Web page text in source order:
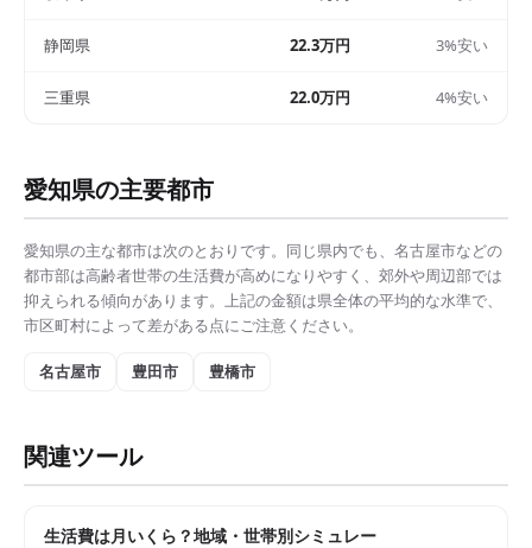
静岡県 22.3万円 3%安い
三重県 22.0万円 4%安い
愛知県の主要都市
愛知県の主な都市は次のとおりです。同じ県内でも、 名古屋市などの
都市部は高齢者世帯の生活費が高めになりやすく、郊外や周辺部では
抑えられる傾向があります。上記の金額は県全体の平均的な水準で、
市区町村によって差がある点にご注意ください。
名古屋市 豊田市 豊橋市
関連ツール
生活費は月いくら？地域・世帯別シミュレー